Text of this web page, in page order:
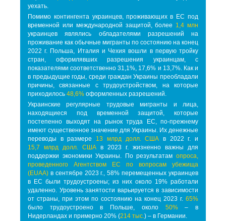
уехать.
Помимо контингента украинцев, проживающих в ЕС под
временной или международной защитой, более 1,4 млн
украинцев являлись обладателями разрешений на
проживание как обычные мигранты по состоянию на конец
2022 г. Польша, Италия и Чехия вошли в первую тройку
стран, оформлявших разрешения украинцам, с
показателями соответственно 31,1%, 17,6% и 13,7%. Как и
в предыдущие годы, среди граждан Украины преобладали
причины, связанные с трудоустройством, на которые
приходилось 48,6% оформленных разрешений.
Украинские регулярные трудовые мигранты и лица,
находящиеся под временной защитой, которые
постепенно выходят на рынок труда ЕС, по-прежнему
имеют существенное значение для Украины. Их денежные
переводы в размере 13 млрд долл. США в 2022 г. и
15,7 млрд долл. США в 2023 г. жизненно важны для
поддержки экономики Украины. По результатам опроса,
проведенного Агентством ЕС по вопросам убежища
(EUAA) в сентябре 2023 г., 58% перемещенных украинцев
в ЕС были трудоустроены; из них около 19% работали
удаленно. Уровень занятости варьируется в зависимости
от страны, при этом по состоянию на конец 2023 г. 65%
было трудоустроено в Польше, около 50%– в
Нидерландах и примерно 20% (214 тыс.) – в Германии.